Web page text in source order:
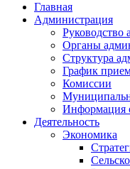
Главная
Администрация
Руководство
Органы
Структура
График
Комиссии
Информация
Деятельность
Экономика